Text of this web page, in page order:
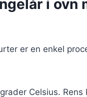
i ovn
er en enkel
Celsius.